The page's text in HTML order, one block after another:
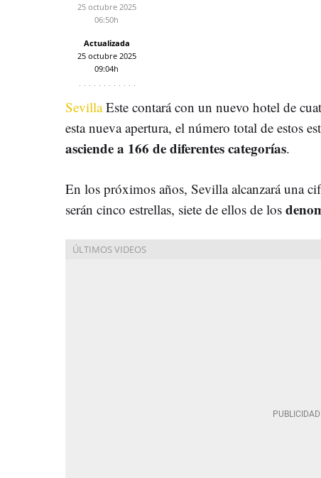
25 octubre 2025
06:50h
Actualizada
25 octubre 2025
09:04h
SevillaEste contará con un nuevo hotel de
esta nueva apertura, el número total de estos
asciende a 166 de diferentes categorías.
En los próximos años, Sevilla alcanzará una
serán cinco estrellas, siete de ellos de los